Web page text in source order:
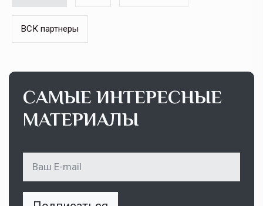
ВСК партнеры
САМЫЕ ИНТЕРЕСНЫЕ
МАТЕРИАЛЫ